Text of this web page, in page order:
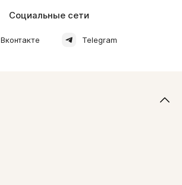
Социальные сети
Вконтакте Telegram